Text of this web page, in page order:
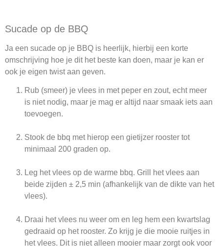
Sucade op de BBQ
Ja een sucade op je BBQ is heerlijk, hierbij een korte
omschrijving hoe je dit het beste kan doen, maar je kan er
ook je eigen twist aan geven.
Rub (smeer) je vlees in met peper en zout, echt meer
is niet nodig, maar je mag er altijd naar smaak iets aan
toevoegen.
Stook de bbq met hierop een gietijzer rooster tot
minimaal 200 graden op.
Leg het vlees op de warme bbq. Grill het vlees aan
beide zijden ± 2,5 min (afhankelijk van de dikte van het
vlees).
Draai het vlees nu weer om en leg hem een kwartslag
gedraaid op het rooster. Zo krijg je die mooie ruitjes in
het vlees. Dit is niet alleen mooier maar zorgt ook voor